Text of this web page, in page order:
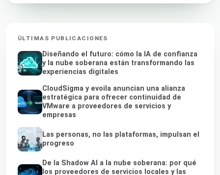
ÚLTIMAS PUBLICACIONES
Diseñando el futuro: cómo la IA de confianza
y la nube soberana están transformando las
experiencias digitales
CloudSigma y evoila anuncian una alianza
estratégica para ofrecer continuidad de
VMware a proveedores de servicios y
empresas
Las personas, no las plataformas, impulsan el
progreso
De la Shadow AI a la nube soberana: por qué
los proveedores de servicios locales y las